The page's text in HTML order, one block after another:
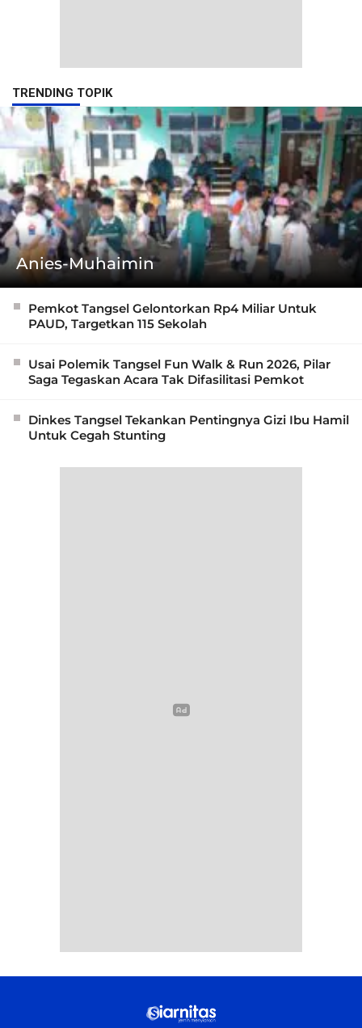
TRENDING TOPIK
Anies-Muhaimin
Pemkot Tangsel Gelontorkan Rp4 Miliar Untuk
PAUD, Targetkan 115 Sekolah
Usai Polemik Tangsel Fun Walk & Run 2026, Pilar
Saga Tegaskan Acara Tak Difasilitasi Pemkot
Dinkes Tangsel Tekankan Pentingnya Gizi Ibu Hamil
Untuk Cegah Stunting